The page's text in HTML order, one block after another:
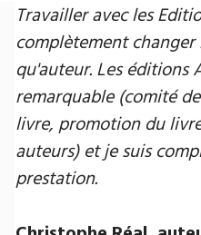
Travailler avec les
complètement
qu'auteur. Les
remarquable (comité
livre, promotion du
auteurs) et je suis
prestation.